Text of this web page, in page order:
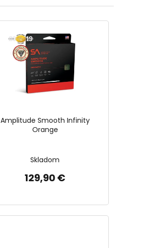
Amplitude Smooth Infinity
Orange
Skladom
129,90 €